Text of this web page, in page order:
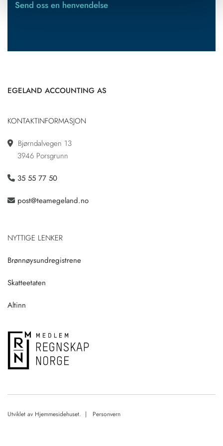
Send oss en henvendelse
EGELAND ACCOUNTING AS
KONTAKTINFORMASJON
Bjørndalvegen 13
3946 Porsgrunn
 35 55 77 50
 post@teamegeland.no
NYTTIGE LENKER
Brønnøysundregistrene
Skatteetaten
Altinn
Utviklet av Hjemmesidehuset. | Personvern